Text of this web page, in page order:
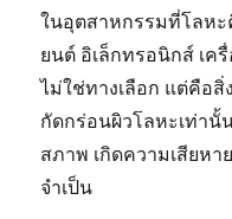
ในอุตสาหกรรมที่โลหะ
ยนต์ อิเล็กทรอนิกส์ เค
ไม่ใช่ทางเลือก แต่คือสิ่
กัดกร่อนผิวโลหะเท่า
สภาพ เกิดความเสียห
จำเป็น